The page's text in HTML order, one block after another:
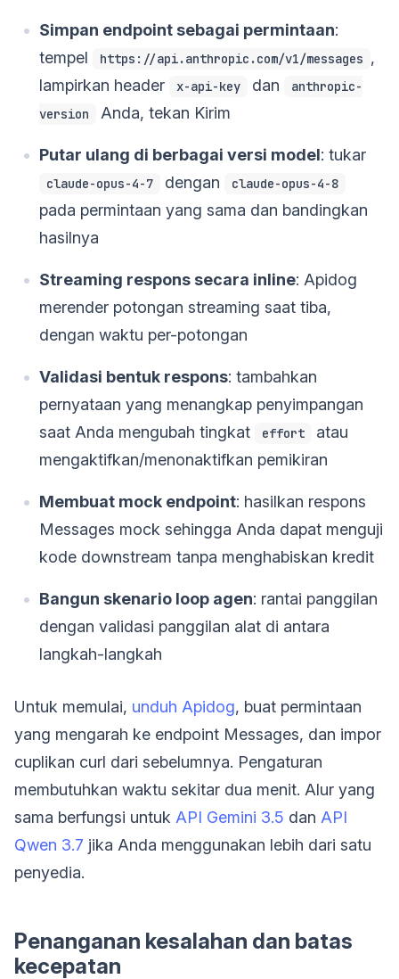
Simpan endpoint sebagai permintaan:
tempel
https://api.anthropic.com/v1/messages ,
lampirkan header
x-api-key dan
anthropic-
version
Anda, tekan Kirim
Putar ulang di berbagai versi model: tukar
claude-opus-4-7 dengan claude-opus-4-8
pada permintaan yang sama dan bandingkan
hasilnya
Streaming respons secara inline: Apidog
merender potongan streaming saat tiba,
dengan waktu per-potongan
Validasi bentuk respons: tambahkan
pernyataan yang menangkap penyimpangan
saat Anda mengubah tingkat
effort
atau
mengaktifkan/menonaktifkan pemikiran
Membuat mock endpoint: hasilkan respons
Messages mock sehingga Anda dapat menguji
kode downstream tanpa menghabiskan kredit
Bangun skenario loop agen: rantai panggilan
dengan validasi panggilan alat di antara
langkah-langkah
Untuk memulai, unduh Apidog, buat permintaan
yang mengarah ke endpoint Messages, dan impor
cuplikan curl dari sebelumnya. Pengaturan
membutuhkan waktu sekitar dua menit. Alur yang
sama berfungsi untuk API Gemini 3.5 dan API
Qwen 3.7 jika Anda menggunakan lebih dari satu
penyedia.
Penanganan kesalahan dan batas
kecepatan